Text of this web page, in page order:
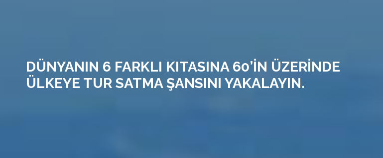
DÜNYANIN 6 FARKLI KITASINA 60’İN ÜZERİNDE
ÜLKEYE TUR SATMA ŞANSINI YAKALAYIN.